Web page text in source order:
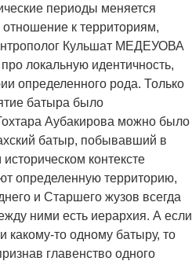
периоды меняется
к территориям,
Кульшат МЕДЕУОВА
локальную идентичность,
определенного рода. Только
батыра было
Аубакирова можно было
батыр, побывавший в
контексте
определенную территорию,
и Старшего жузов всегда
ними есть иерархия. А если
какому-то одному батыру, то
главенство одного